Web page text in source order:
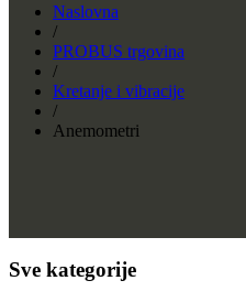
Naslovna
/
PROBUS trgovina
/
Kretanje i vibracije
/
Anemometri
Sve kategorije